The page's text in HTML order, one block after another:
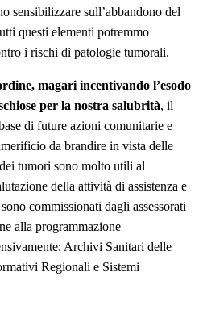
sensibilizzare sull’abbandono del
questi elementi potremmo
i rischi di patologie tumorali.
magari incentivando l’esodo
per la nostra salubrità, il
di future azioni comunitarie e
da brandire in vista delle
tumori sono molto utili al
della attività di assistenza e
commissionati dagli assessorati
alla programmazione
Archivi Sanitari delle
Regionali e Sistemi